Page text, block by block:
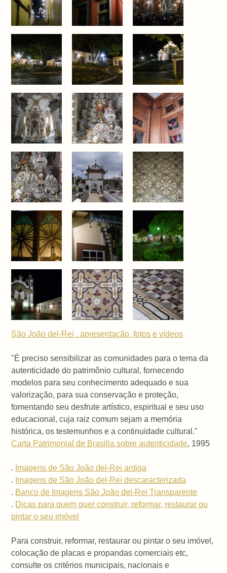
São João del-Rei . apresentação, fotos e vídeos
"É preciso sensibilizar as comunidades para o tema da
autenticidade do patrimônio cultural, fornecendo
modelos para seu conhecimento adequado e sua
valorização, para sua conservação e proteção,
fomentando seu desfrute artístico, espiritual e seu uso
educacional, cuja raiz comum sejam a memória
histórica, os testemunhos e a continuidade cultural."
Carta Patrimonial de Brasilia sobre autenticidade, 1995
. Imagens de São João del-Rei antiga
. Imagens de São João del-Rei descaracterizada
. Banco de Imagens São João del-Rei Transparente
. Dicas para quem quer construir, reformar, restaurar ou
pintar o seu imóvel
Para construir, reformar, restaurar ou pintar o seu imóvel,
colocação de placas e propandas comerciais etc,
consulte os critérios municipais, nacionais e